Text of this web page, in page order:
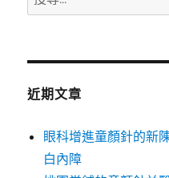
尋
鍵
近期文章
眼科增進童顏針的新
白內障